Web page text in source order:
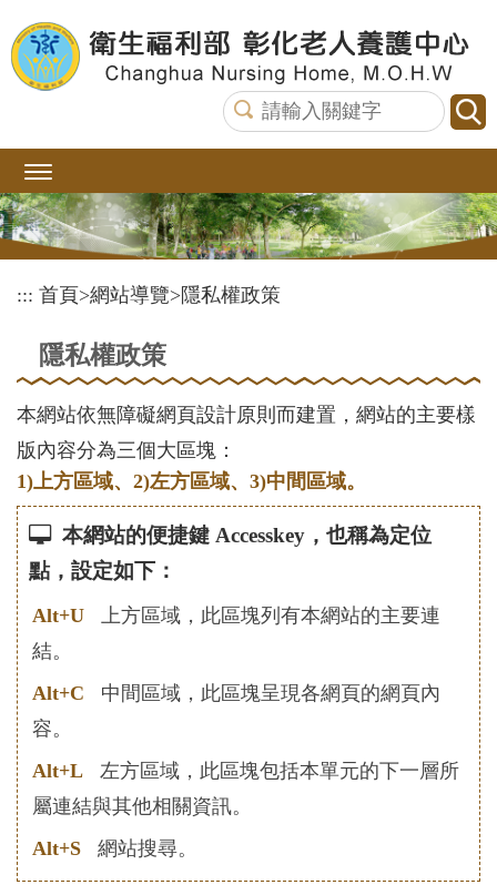
到
主
::: 首頁>網站導覽>隱私權政策
隱私權政策
本網站依無障礙網頁設計原則而建置，網站的主要樣
版內容分為三個大區塊：
1)上方區域、2)左方區域、3)中間區域。
本網站的便捷鍵 Accesskey，也稱為定位
點，設定如下：
Alt+U
上方區域，此區塊列有本網站的主要連
結。
Alt+C
中間區域，此區塊呈現各網頁的網頁內
容。
Alt+L
左方區域，此區塊包括本單元的下一層所
屬連結與其他相關資訊。
Alt+S
網站搜尋。